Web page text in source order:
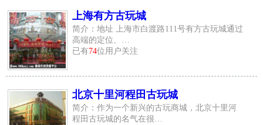
上海有方古玩城
简介：地址 上海市白渡路111号有方古玩城通过
高端的定位、…
已有74位用户关注
北京十里河程田古玩城
简介：作为一个新兴的古玩商城，北京十里河
程田古玩城的名气在很…